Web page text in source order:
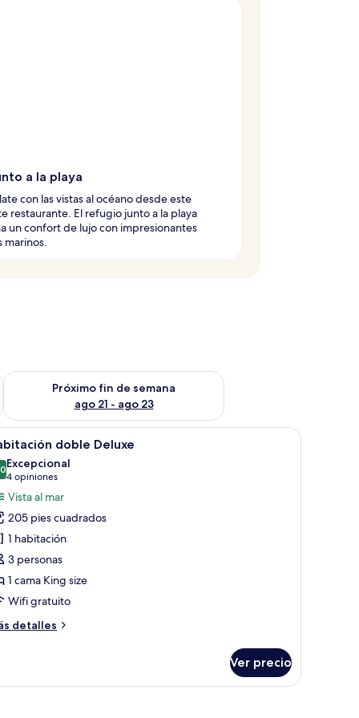
a la playa
con las vistas al océano desde este
restaurante. El refugio junto a la playa
un confort de lujo con impresionantes
marinos.
semana ago 14 - ago 16
Próximo fin de semana
ago 21 - ago 23
Consulta la disponibilidad para el próximo fin de semana
Habitación de hotel con una cama grande,
10 doble Deluxe
de 10
Excepcional
4 opiniones
(4
opiniones)
Vista al mar
205 pies cuadrados
1 habitación
3 personas
1 cama King size
Wifi gratuito
detalles
Ver precio